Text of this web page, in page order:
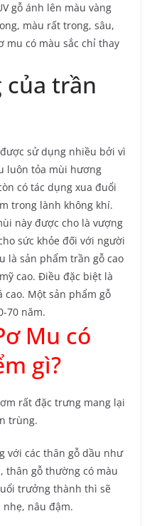
gỗ ánh lên màu vàng
màu rất trong, sâu,
mu có màu sắc chỉ thay
trần
sử dụng nhiều bởi vì
luôn tỏa mùi hương
có tác dụng xua đuổi
trong lành không khí.
này được cho là vượng
sức khỏe đối với người
là sản phẩm trần gỗ cao
cao. Điều đặc biệt là
Một sản phẩm gỗ
70 năm.
Mu có
gì?
rất đặc trưng mang lại
trùng.
với các thân gỗ dầu như
thân gỗ thường có màu
trưởng thành thì sẽ
nâu đậm.